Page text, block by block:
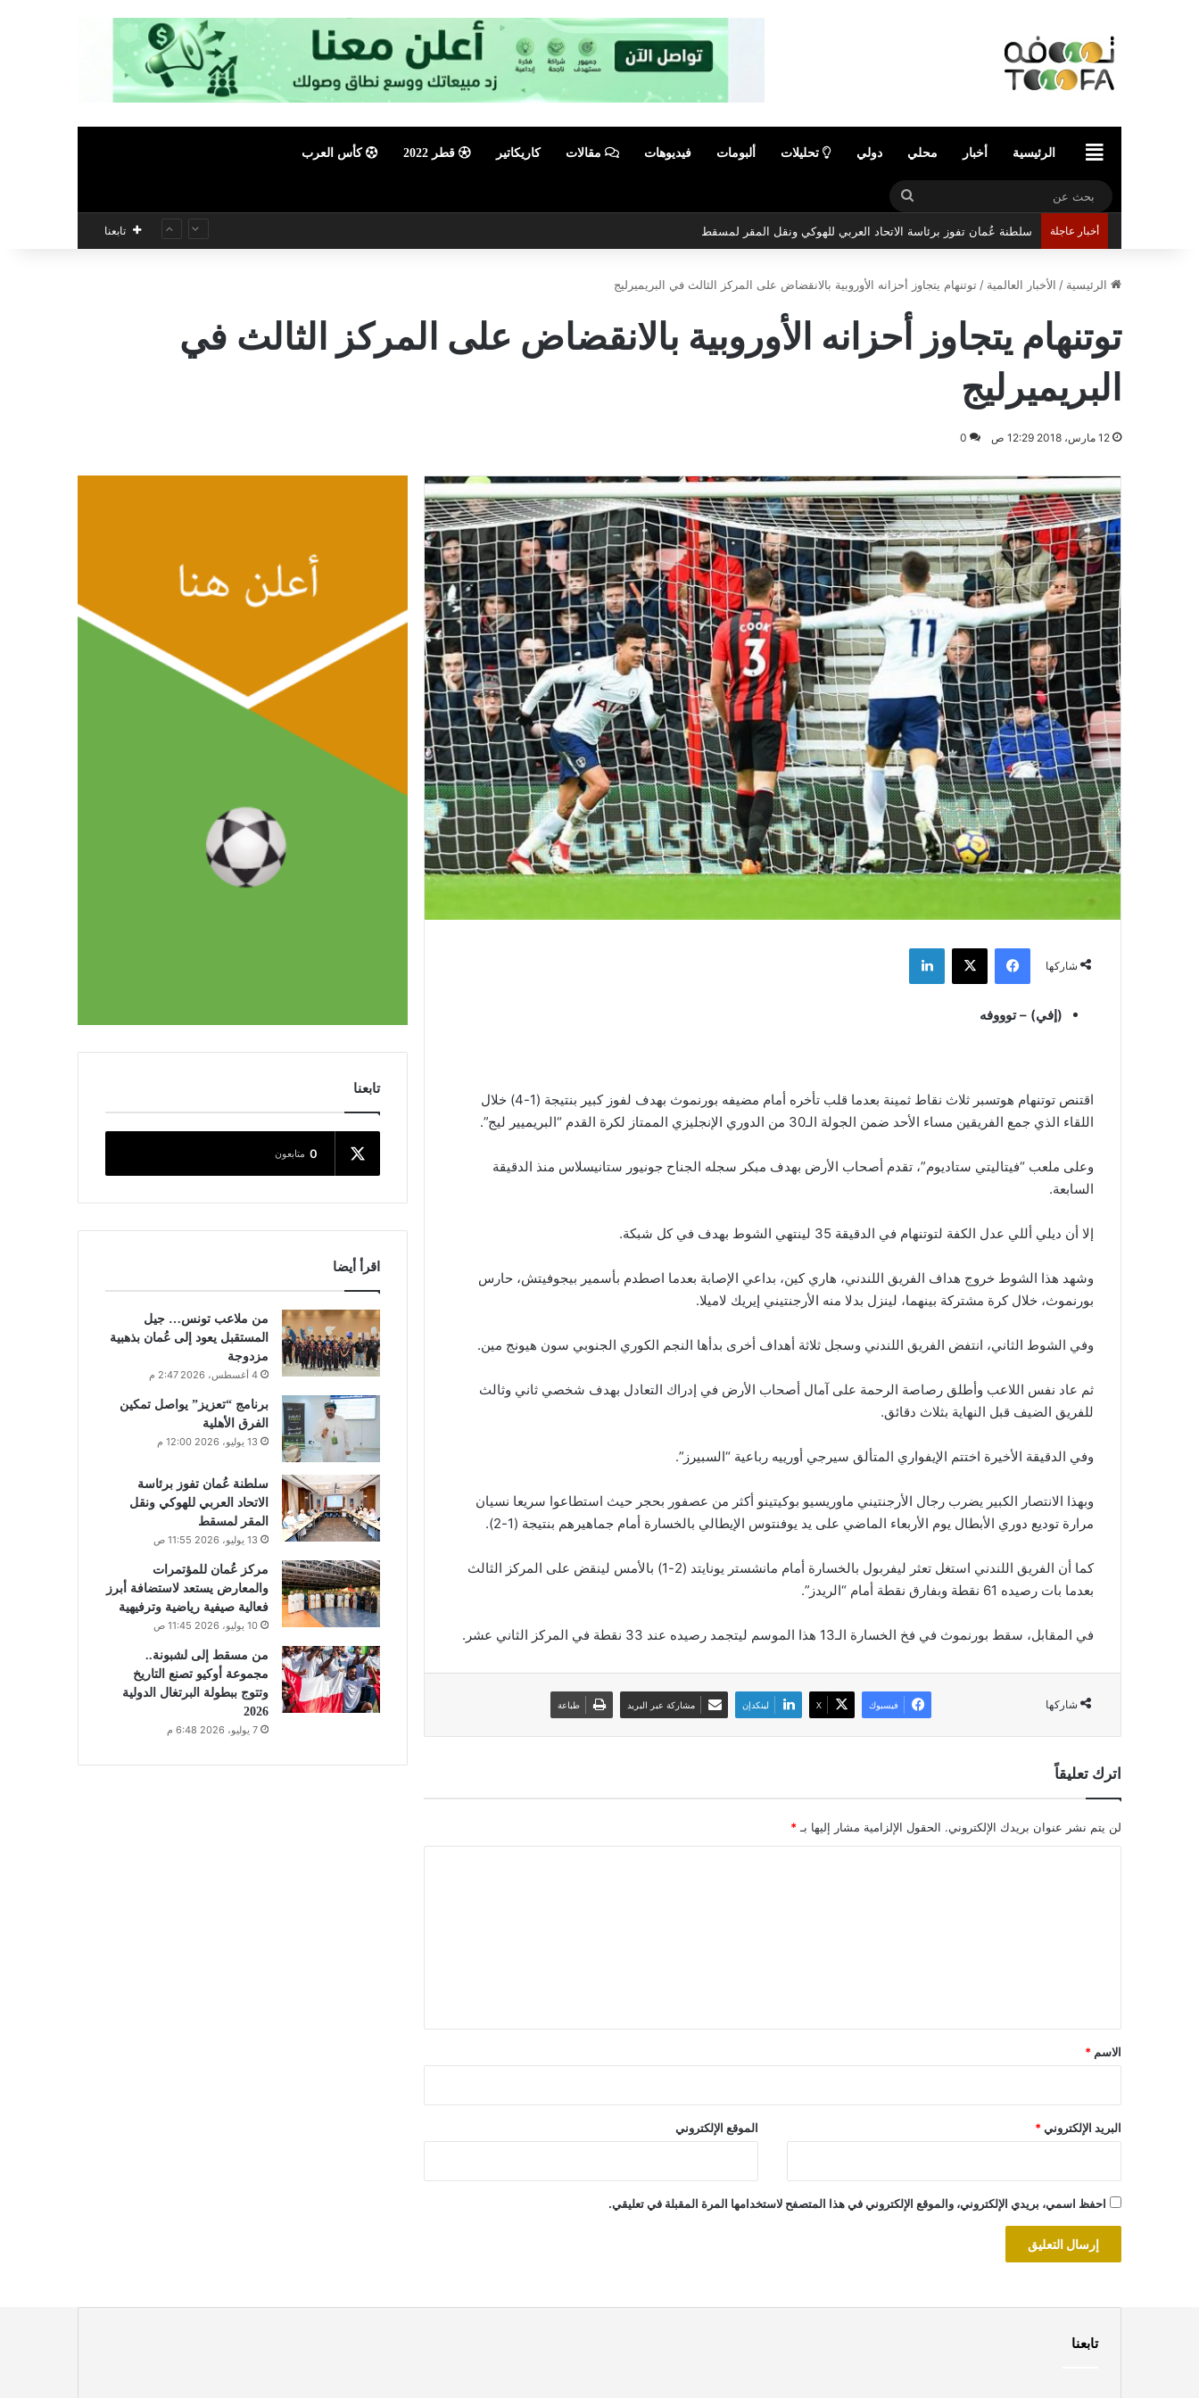
الرئيسيةالرئيسية أخبار محلي دولي تحليلات ألبومات فيديوهات مقالات كاريكاتير قطر 2022 كأس العرب
بحث
عن
أخبار عاجلة سلطنة عُمان تفوز برئاسة الاتحاد العربي للهوكي ونقل المقر لمسقط تابعنا
الرئيسية / الأخبار العالمية /توتنهام يتجاوز أحزانه الأوروبية بالانقضاض على المركز الثالث في البريميرليج
توتنهام يتجاوز أحزانه الأوروبية بالانقضاض على المركز الثالث في
البريميرليج
12 مارس، 2018 12:29 ص 0
شاركها
فيسبوك ‫X لينكدإن
(إفي) – توووفه
اقتنص توتنهام هوتسبر ثلاث نقاط ثمينة بعدما قلب تأخره أمام مضيفه بورنموث بهدف لفوز كبير بنتيجة (1-4) خلال
اللقاء الذي جمع الفريقين مساء الأحد ضمن الجولة الـ30 من الدوري الإنجليزي الممتاز لكرة القدم “البريميير ليج”.
وعلى ملعب “فيتاليتي ستاديوم”، تقدم أصحاب الأرض بهدف مبكر سجله الجناح جونيور ستانيسلاس منذ الدقيقة
السابعة.
إلا أن ديلي أللي عدل الكفة لتوتنهام في الدقيقة 35 لينتهي الشوط بهدف في كل شبكة.
وشهد هذا الشوط خروج هداف الفريق اللندني، هاري كين، بداعي الإصابة بعدما اصطدم بأسمير بيجوفيتش، حارس
بورنموث، خلال كرة مشتركة بينهما، لينزل بدلا منه الأرجنتيني إيريك لاميلا.
وفي الشوط الثاني، انتفض الفريق اللندني وسجل ثلاثة أهداف أخرى بدأها النجم الكوري الجنوبي سون هيونج مين.
ثم عاد نفس اللاعب وأطلق رصاصة الرحمة على آمال أصحاب الأرض في إدراك التعادل بهدف شخصي ثاني وثالث
للفريق الضيف قبل النهاية بثلاث دقائق.
وفي الدقيقة الأخيرة اختتم الإيفواري المتألق سيرجي أورييه رباعية “السبيرز”.
وبهذا الانتصار الكبير يضرب رجال الأرجنتيني ماوريسيو بوكيتينو أكثر من عصفور بحجر حيث استطاعوا سريعا نسيان
مرارة توديع دوري الأبطال يوم الأربعاء الماضي على يد يوفنتوس الإيطالي بالخسارة أمام جماهيرهم بنتيجة (1-2).
كما أن الفريق اللندني استغل تعثر ليفربول بالخسارة أمام مانشستر يونايتد (2-1) بالأمس لينقض على المركز الثالث
بعدما بات رصيده 61 نقطة وبفارق نقطة أمام “الريدز”.
في المقابل، سقط بورنموث في فخ الخسارة الـ13 هذا الموسم ليتجمد رصيده عند 33 نقطة في المركز الثاني عشر.
شاركها فيسبوك ‫X لينكدإن مشاركة عبر البريد طباعة
اترك تعليقاً
لن يتم نشر عنوان بريدك الإلكتروني. الحقول الإلزامية مشار إليها بـ *
*
الاسم *
البريد الإلكتروني* الموقع الإلكتروني
احفظ اسمي، بريدي الإلكتروني، والموقع الإلكتروني في هذا المتصفح لاستخدامها المرة المقبلة في تعليقي.
تابعنا
0 متابعون
اقرأ أيضا
من ملاعب تونس… جيل
المستقبل يعود إلى عُمان بذهبية
مزدوجة
4 أغسطس، 2026 2:47 م
برنامج “تعزيز” يواصل تمكين
الفرق الأهلية
13 يوليو، 2026 12:00 م
سلطنة عُمان تفوز برئاسة
الاتحاد العربي للهوكي ونقل
المقر لمسقط
13 يوليو، 2026 11:55 ص
مركز عُمان للمؤتمرات
والمعارض يستعد لاستضافة أبرز
فعالية صيفية رياضية وترفيهية
10 يوليو، 2026 11:45 ص
من مسقط إلى لشبونة..
مجموعة أوكيو تصنع التاريخ
وتتوج ببطولة البرتغال الدولية
2026
7 يوليو، 2026 6:48 م
تابعنا